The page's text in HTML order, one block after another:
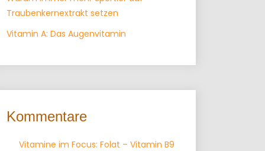
Traubenkernextrakt setzen
Vitamin A: Das Augenvitamin
Kommentare
Vitamine im Focus: Folat – Vitamin B9